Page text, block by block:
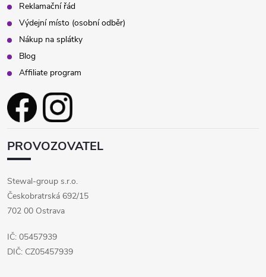
Reklamační řád
Výdejní místo (osobní odběr)
Nákup na splátky
Blog
Affiliate program
PROVOZOVATEL
Stewal-group s.r.o.
Českobratrská 692/15
702 00 Ostrava
IČ: 05457939
DIČ: CZ05457939